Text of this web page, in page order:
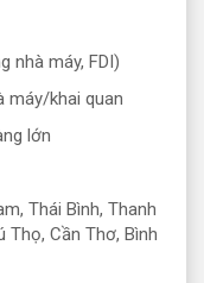
nhà máy, FDI)
máy/khai quan
lớn
Thái Bình, Thanh
Thọ, Cần Thơ, Bình